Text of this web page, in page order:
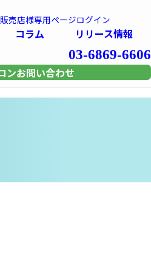
販売店様専用ページログイン
コラム リリース情報
03-6869-6606
お問い合わせ